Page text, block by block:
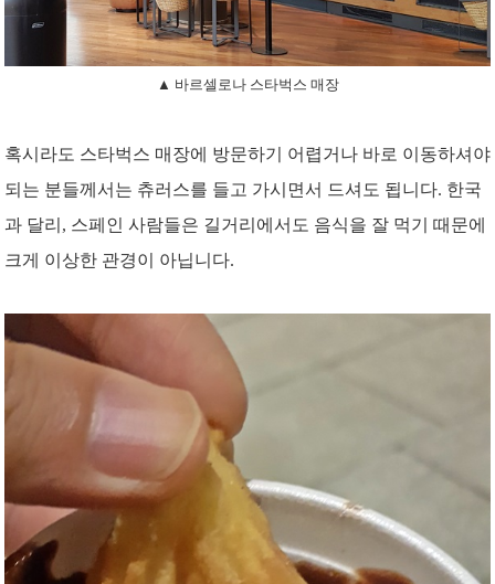
▲ 바르셀로나 스타벅스 매장
혹시라도 스타벅스 매장에 방문하기 어렵거나 바로 이동하셔야
되는 분들께서는 츄러스를 들고 가시면서 드셔도 됩니다. 한국
과 달리, 스페인 사람들은 길거리에서도 음식을 잘 먹기 때문에
크게 이상한 관경이 아닙니다.